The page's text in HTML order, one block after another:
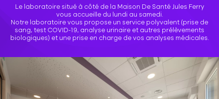
Le laboratoire situé à côté de la Maison De Santé Jules Ferry
vous accueille du lundi au samedi.
Notre laboratoire vous propose un service polyvalent (prise de
sang, test COVID-19, analyse urinaire et autres prélèvements
biologiques) et une prise en charge de vos analyses médicales.